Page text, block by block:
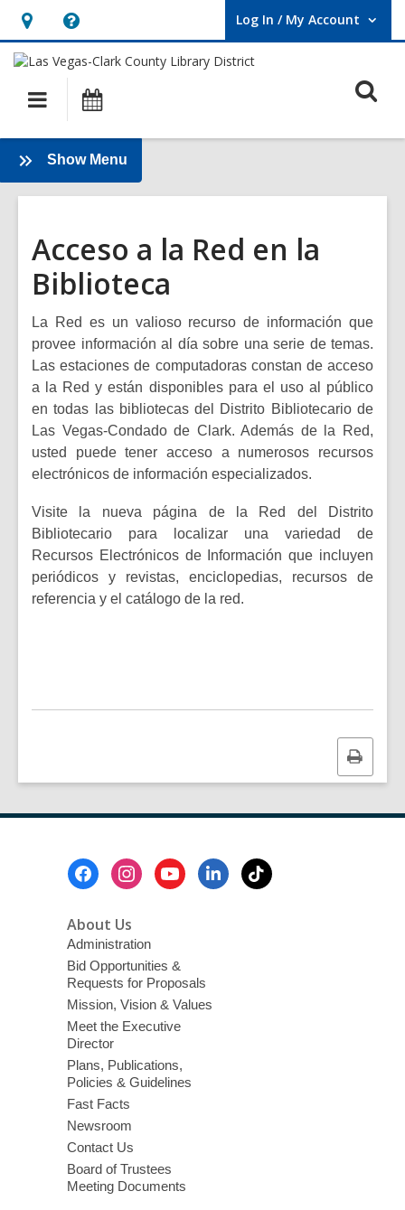
Hours
&
Location,
opens
an
overlay
Help,
opens
overlay
Log In / My Account
User Log In / My Account.
Main
navigation
Show Menu
Español
Acceso a la Red en la
Biblioteca
La Red es un valioso recurso de información que
provee información al día sobre una serie de temas.
Las estaciones de computadoras constan de acceso
a la Red y están disponibles para el uso al público
en todas las bibliotecas del Distrito Bibliotecario de
Las Vegas-Condado de Clark. Además de la Red,
usted puede tener acceso a numerosos recursos
electrónicos de información especializados.
Visite la nueva página de la Red del Distrito
Bibliotecario para localizar una variedad de
Recursos Electrónicos de Información que incluyen
periódicos y revistas, enciclopedias, recursos de
referencia y el catálogo de la red.
Print
this
About Us
Administration
Bid Opportunities &
Requests for Proposals
Mission, Vision & Values
Meet the Executive
Director
Plans, Publications,
Policies & Guidelines
Fast Facts
Newsroom
Contact Us
Board of Trustees
Meeting Documents